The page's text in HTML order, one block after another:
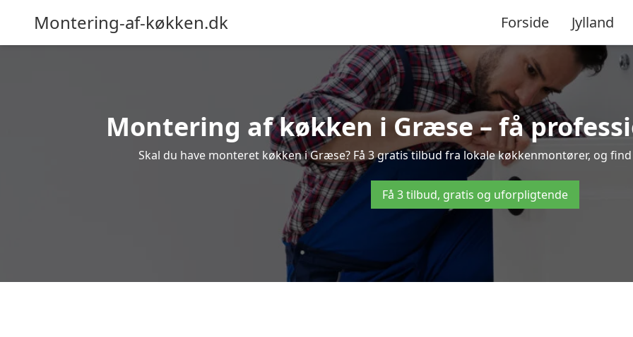
Montering-af-køkken.dk Forside Jylland
Montering af køkken i Græse – få
Skal du have monteret køkken i Græse? Få 3 gratis tilbud fra lokale køkkenmontører, og
Få 3 tilbud, gratis og uforpligtende